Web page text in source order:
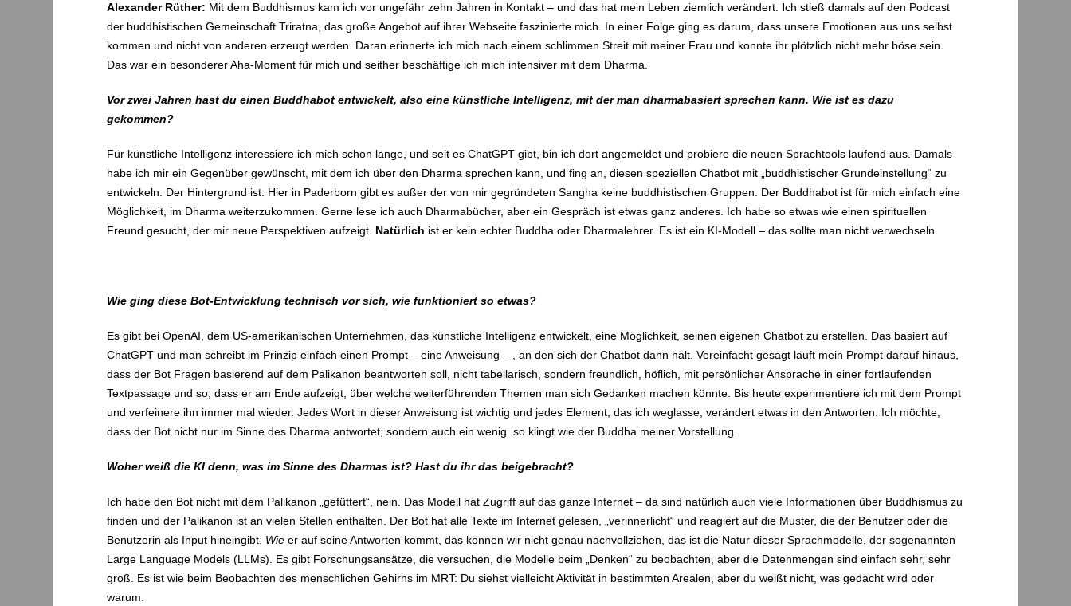
Alexander Rüther: Mit dem Buddhismus kam ich vor ungefähr zehn Jahren in Kontakt – und das hat mein Leben ziemlich verändert. Ich stieß damals auf den Podcast
der buddhistischen Gemeinschaft Triratna, das große Angebot auf ihrer Webseite faszinierte mich. In einer Folge ging es darum, dass unsere Emotionen aus uns selbst
kommen und nicht von anderen erzeugt werden. Daran erinnerte ich mich nach einem schlimmen Streit mit meiner Frau und konnte ihr plötzlich nicht mehr böse sein.
Das war ein besonderer Aha-Moment für mich und seither beschäftige ich mich intensiver mit dem Dharma.
Vor zwei Jahren hast du einen Buddhabot entwickelt, also eine künstliche Intelligenz, mit der man dharmabasiert sprechen kann. Wie ist es dazu
gekommen?
Für künstliche Intelligenz interessiere ich mich schon lange, und seit es ChatGPT gibt, bin ich dort angemeldet und probiere die neuen Sprachtools laufend aus. Damals
habe ich mir ein Gegenüber gewünscht, mit dem ich über den Dharma sprechen kann, und fing an, diesen speziellen Chatbot mit „buddhistischer Grundeinstellung“ zu
entwickeln. Der Hintergrund ist: Hier in Paderborn gibt es außer der von mir gegründeten Sangha keine buddhistischen Gruppen. Der Buddhabot ist für mich einfach eine
Möglichkeit, im Dharma weiterzukommen. Gerne lese ich auch Dharmabücher, aber ein Gespräch ist etwas ganz anderes. Ich habe so etwas wie einen spirituellen
Freund gesucht, der mir neue Perspektiven aufzeigt. Natürlich ist er kein echter Buddha oder Dharmalehrer. Es ist ein KI-Modell – das sollte man nicht verwechseln.
Wie ging diese Bot-Entwicklung technisch vor sich, wie funktioniert so etwas?
Es gibt bei OpenAI, dem US-amerikanischen Unternehmen, das künstliche Intelligenz entwickelt, eine Möglichkeit, seinen eigenen Chatbot zu erstellen. Das basiert auf
ChatGPT und man schreibt im Prinzip einfach einen Prompt – eine Anweisung – , an den sich der Chatbot dann hält. Vereinfacht gesagt läuft mein Prompt darauf hinaus,
dass der Bot Fragen basierend auf dem Palikanon beantworten soll, nicht tabellarisch, sondern freundlich, höflich, mit persönlicher Ansprache in einer fortlaufenden
Textpassage und so, dass er am Ende aufzeigt, über welche weiterführenden Themen man sich Gedanken machen könnte. Bis heute experimentiere ich mit dem Prompt
und verfeinere ihn immer mal wieder. Jedes Wort in dieser Anweisung ist wichtig und jedes Element, das ich weglasse, verändert etwas in den Antworten. Ich möchte,
dass der Bot nicht nur im Sinne des Dharma antwortet, sondern auch ein wenig so klingt wie der Buddha meiner Vorstellung.
Woher weiß die KI denn, was im Sinne des Dharmas ist? Hast du ihr das beigebracht?
Ich habe den Bot nicht mit dem Palikanon „gefüttert“, nein. Das Modell hat Zugriff auf das ganze Internet – da sind natürlich auch viele Informationen über Buddhismus zu
finden und der Palikanon ist an vielen Stellen enthalten. Der Bot hat alle Texte im Internet gelesen, „verinnerlicht“ und reagiert auf die Muster, die der Benutzer oder die
Benutzerin als Input hineingibt. Wie er auf seine Antworten kommt, das können wir nicht genau nachvollziehen, das ist die Natur dieser Sprachmodelle, der sogenannten
Large Language Models (LLMs). Es gibt Forschungsansätze, die versuchen, die Modelle beim „Denken“ zu beobachten, aber die Datenmengen sind einfach sehr, sehr
groß. Es ist wie beim Beobachten des menschlichen Gehirns im MRT: Du siehst vielleicht Aktivität in bestimmten Arealen, aber du weißt nicht, was gedacht wird oder
warum.